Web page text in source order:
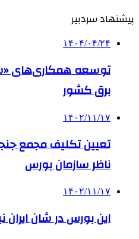
پیشنهاد سردبیر
۱۴۰۴/۰۴/۲۴
توسعه همکاری‌های
برق کشور
۱۴۰۲/۱۱/۱۷
تعیین تکلیف مجمع
ناظر سازمان بورس
۱۴۰۲/۱۱/۱۷
این بورس در شان